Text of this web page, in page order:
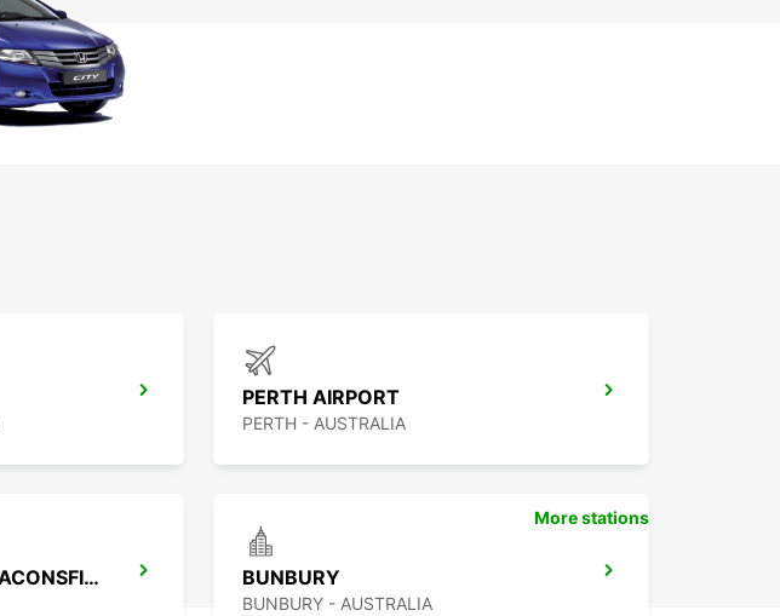
PERTH AIRPORT
PERTH - AUSTRALIA
PERTH FREMANTLE BEACONSFIELD BUNBURY
BUNBURY - AUSTRALIA
More stations